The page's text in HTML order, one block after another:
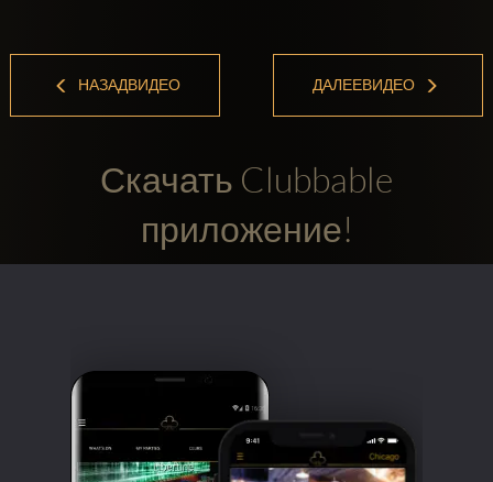
НАЗАДВИДЕО ДАЛЕЕВИДЕО
Скачать Clubbable
приложение!